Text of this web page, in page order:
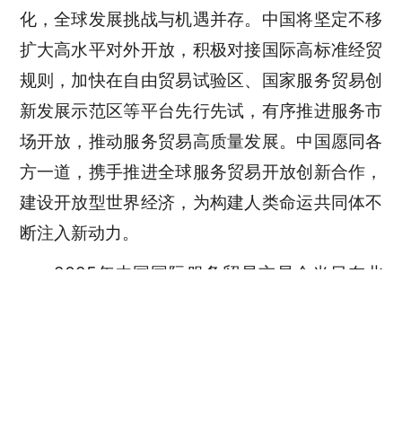
化，全球发展挑战与机遇并存。中国将坚定不移
扩大高水平对外开放，积极对接国际高标准经贸
规则，加快在自由贸易试验区、国家服务贸易创
新发展示范区等平台先行先试，有序推进服务市
场开放，推动服务贸易高质量发展。中国愿同各
方一道，携手推进全球服务贸易开放创新合作，
建设开放型世界经济，为构建人类命运共同体不
断注入新动力。
2025年中国国际服务贸易交易会当日在北